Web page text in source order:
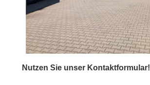
Nutzen Sie unser Kontaktformular!